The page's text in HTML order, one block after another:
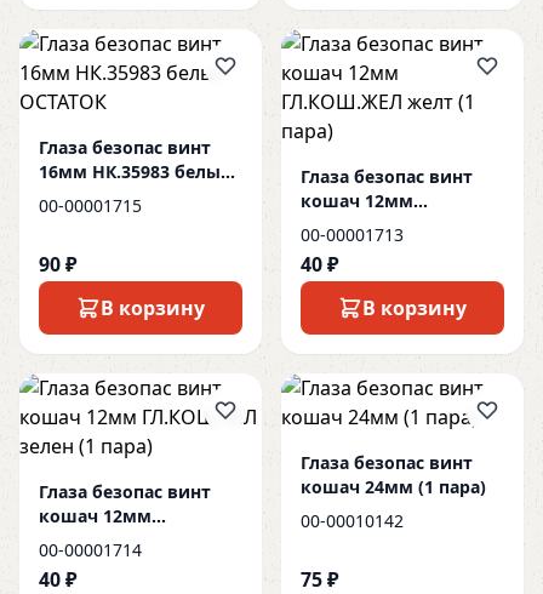
Глаза безопас винт
16мм НК.35983 белые
ОСТАТОК
00-00001715
90 ₽
В корзину
Глаза безопас винт
кошач 12мм
ГЛ.КОШ.ЖЕЛ желт (1
пара)
00-00001713
40 ₽
В корзину
Глаза безопас винт
кошач 12мм
ГЛ.КОШ.ЗЕЛ зелен (1
пара)
00-00001714
40 ₽
Глаза безопас винт
кошач 24мм (1 пара)
00-00010142
75 ₽